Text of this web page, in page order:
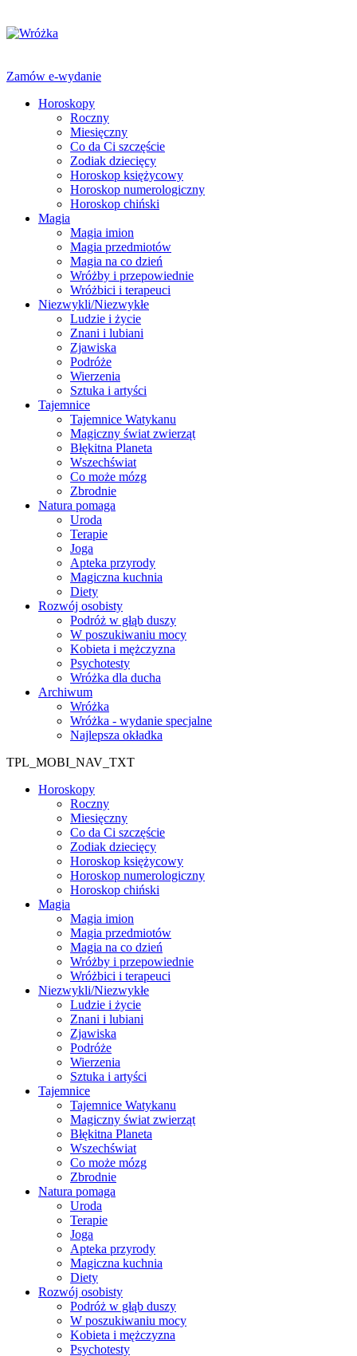
Zamów e-wydanie
Horoskopy
Roczny
Miesięczny
Co da Ci szczęście
Zodiak dziecięcy
Horoskop księżycowy
Horoskop numerologiczny
Horoskop chiński
Magia
Magia imion
Magia przedmiotów
Magia na co dzień
Wróżby i przepowiednie
Wróżbici i terapeuci
Niezwykli/Niezwykłe
Ludzie i życie
Znani i lubiani
Zjawiska
Podróże
Wierzenia
Sztuka i artyści
Tajemnice
Tajemnice Watykanu
Magiczny świat zwierząt
Błękitna Planeta
Wszechświat
Co może mózg
Zbrodnie
Natura pomaga
Uroda
Terapie
Joga
Apteka przyrody
Magiczna kuchnia
Diety
Rozwój osobisty
Podróż w głąb duszy
W poszukiwaniu mocy
Kobieta i mężczyzna
Psychotesty
Wróżka dla ducha
Archiwum
Wróżka
Wróżka - wydanie specjalne
Najlepsza okładka
TPL_MOBI_NAV_TXT
Horoskopy
Roczny
Miesięczny
Co da Ci szczęście
Zodiak dziecięcy
Horoskop księżycowy
Horoskop numerologiczny
Horoskop chiński
Magia
Magia imion
Magia przedmiotów
Magia na co dzień
Wróżby i przepowiednie
Wróżbici i terapeuci
Niezwykli/Niezwykłe
Ludzie i życie
Znani i lubiani
Zjawiska
Podróże
Wierzenia
Sztuka i artyści
Tajemnice
Tajemnice Watykanu
Magiczny świat zwierząt
Błękitna Planeta
Wszechświat
Co może mózg
Zbrodnie
Natura pomaga
Uroda
Terapie
Joga
Apteka przyrody
Magiczna kuchnia
Diety
Rozwój osobisty
Podróż w głąb duszy
W poszukiwaniu mocy
Kobieta i mężczyzna
Psychotesty